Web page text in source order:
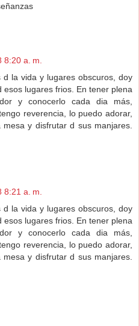
8:20 a. m.
d la vida y lugares obscuros, doy
esos lugares frios. En tener plena
y conocerlo cada dia más,
reverencia, lo puedo adorar,
y disfrutar d sus manjares.
8:21 a. m.
d la vida y lugares obscuros, doy
esos lugares frios. En tener plena
y conocerlo cada dia más,
reverencia, lo puedo adorar,
y disfrutar d sus manjares.